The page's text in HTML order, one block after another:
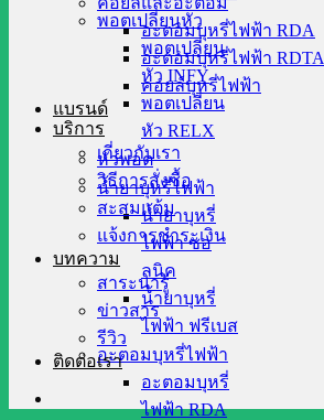
พอตเปลี่ยนหัว
พอตเปลี่ยน
หัว INFY
พอตเปลี่ยน
หัว RELX
หัวพอต
น้ำยาบุหรี่ไฟฟ้า
น้ำยาบุหรี่
ไฟฟ้า ซอ
ลนิค
น้ำยาบุหรี่
ไฟฟ้า ฟรีเบส
อะตอมบุหรี่ไฟฟ้า
อะตอมบุหรี่
ไฟฟ้า RDA
อะตอมบุหรี่ไฟฟ้า RDA
อะตอมบุหรี่ไฟฟ้า RDTA
คอยล์บุหรี่ไฟฟ้า
แบรนด์
บริการ
เกี่ยวกับเรา
วิธีการสั่งซื้อ
สะสมแต้ม
แจ้งการชำระเงิน
บทความ
สาระน่ารู้
ข่าวสาร
รีวิว
ติดต่อเรา